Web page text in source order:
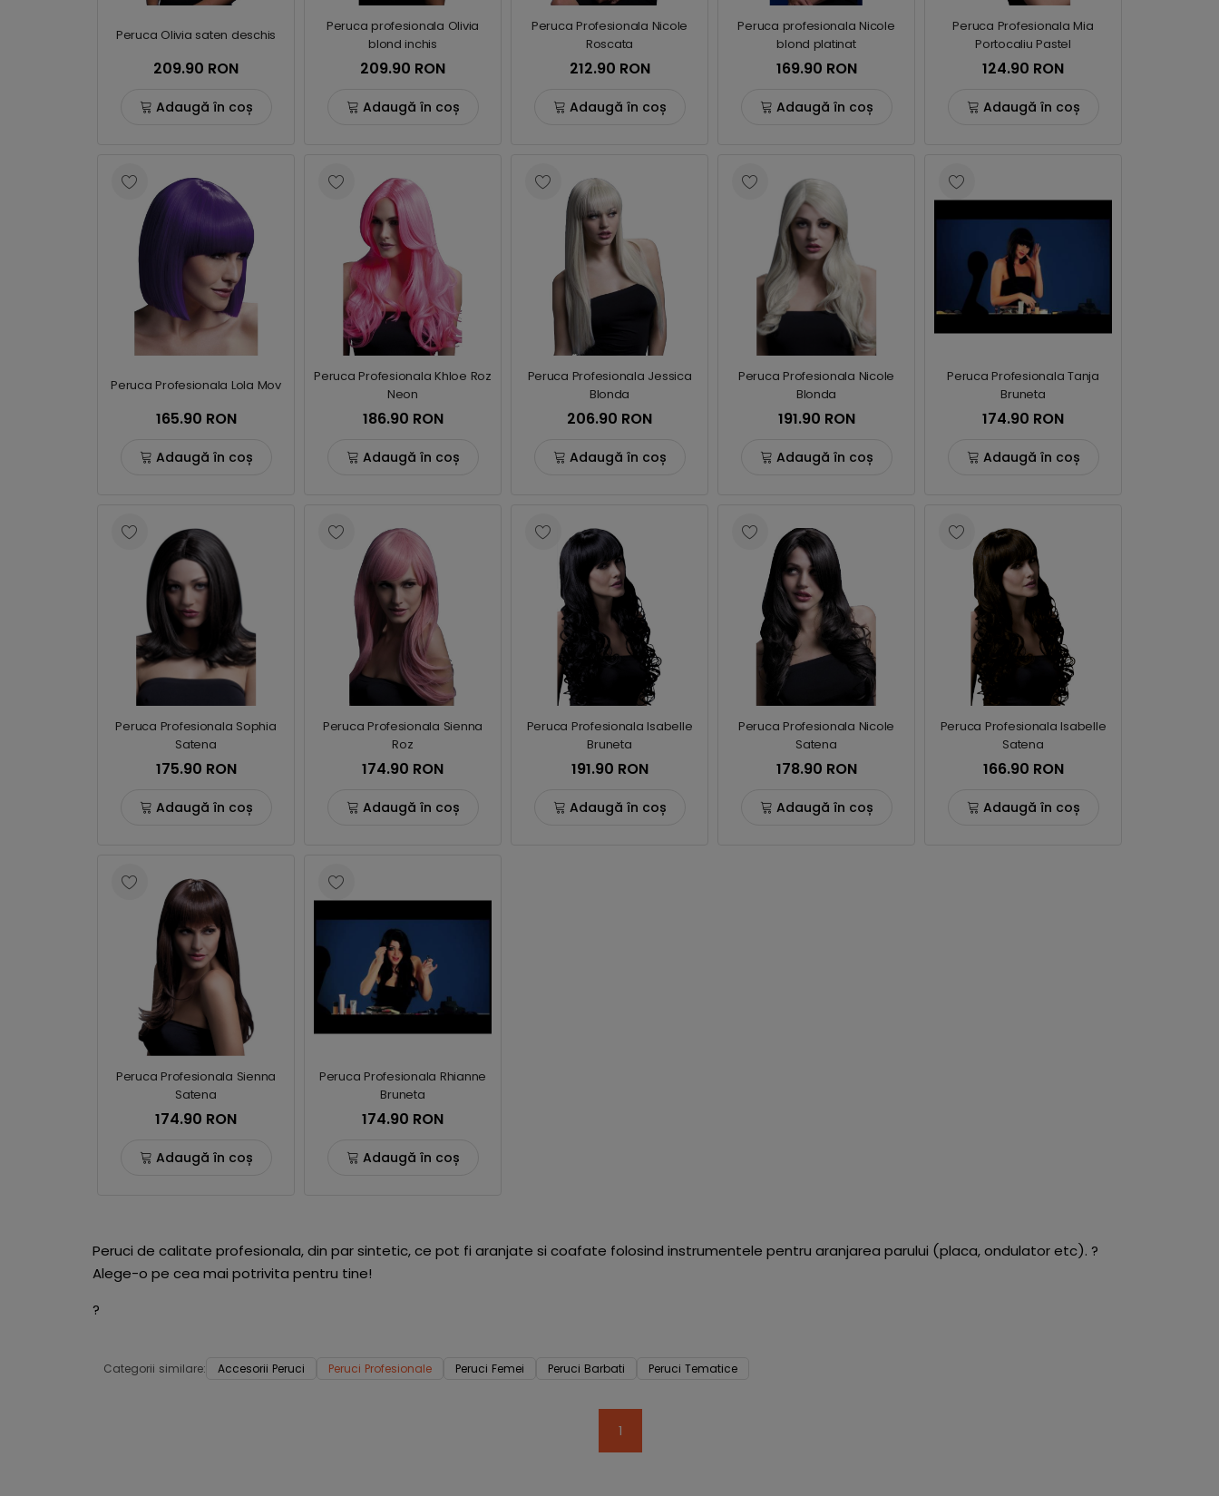
Peruca Olivia saten deschis
209.90 RON
Adaugă în coș
Peruca profesionala Olivia
blond inchis
209.90 RON
Adaugă în coș
Peruca Profesionala Nicole
Roscata
212.90 RON
Adaugă în coș
Peruca profesionala Nicole
blond platinat
169.90 RON
Adaugă în coș
Peruca Profesionala Mia
Portocaliu Pastel
124.90 RON
Adaugă în coș
Peruca Profesionala Lola Mov
165.90 RON
Adaugă în coș
Peruca Profesionala Khloe Roz
Neon
186.90 RON
Adaugă în coș
Peruca Profesionala Jessica
Blonda
206.90 RON
Adaugă în coș
Peruca Profesionala Nicole
Blonda
191.90 RON
Adaugă în coș
Peruca Profesionala Tanja
Bruneta
174.90 RON
Adaugă în coș
Peruca Profesionala Sophia
Satena
175.90 RON
Adaugă în coș
Peruca Profesionala Sienna
Roz
174.90 RON
Adaugă în coș
Peruca Profesionala Isabelle
Bruneta
191.90 RON
Adaugă în coș
Peruca Profesionala Nicole
Satena
178.90 RON
Adaugă în coș
Peruca Profesionala Isabelle
Satena
166.90 RON
Adaugă în coș
Peruca Profesionala Sienna
Satena
174.90 RON
Adaugă în coș
Peruca Profesionala Rhianne
Bruneta
174.90 RON
Adaugă în coș
Peruci de calitate profesionala, din par sintetic, ce pot fi aranjate si coafate folosind instrumentele pentru aranjarea parului (placa, ondulator etc). ?
Alege-o pe cea mai potrivita pentru tine!
?
Categorii similare: Accesorii Peruci Peruci Profesionale Peruci Femei Peruci Barbati Peruci Tematice
1